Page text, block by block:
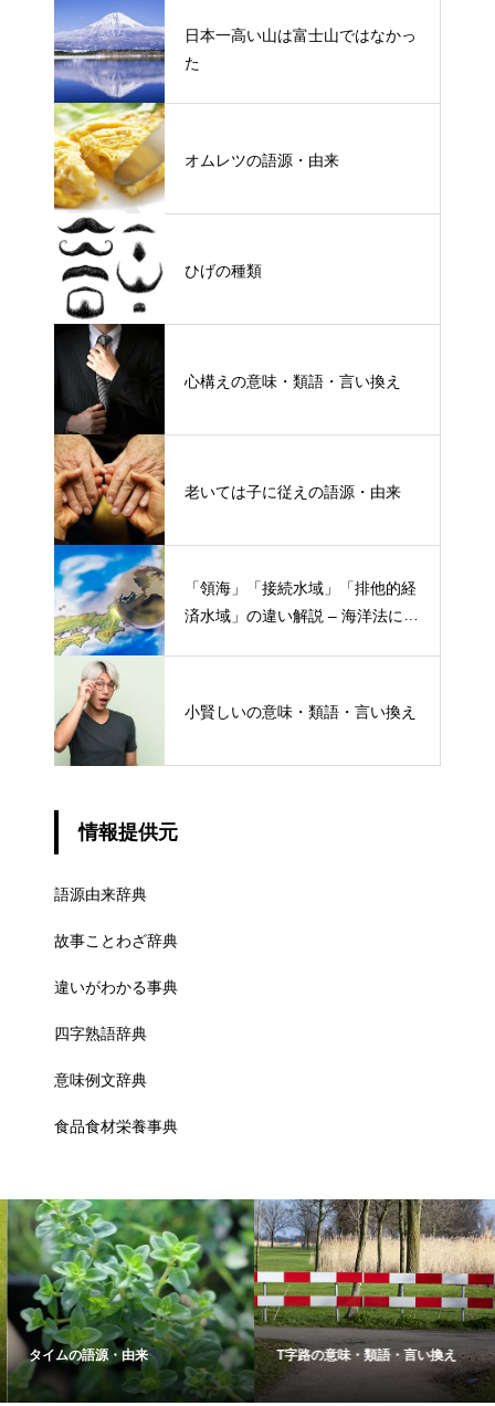
日本一高い山は富士山ではなかっ
た
オムレツの語源・由来
ひげの種類
心構えの意味・類語・言い換え
老いては子に従えの語源・由来
「領海」「接続水域」「排他的経
済水域」の違い解説 – 海洋法にお
小賢しいの意味・類語・言い換え
情報提供元
語源由来辞典
故事ことわざ辞典
違いがわかる事典
四字熟語辞典
意味例文辞典
食品食材栄養事典
タイムの語源・由来 T字路の意味・類語・言い換え